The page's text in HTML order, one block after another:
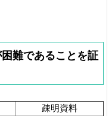
難であることを証
疎明資料